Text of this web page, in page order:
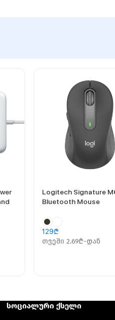
Logitech Signature
Bluetooth Mouse
129₾
თვეში 2.69₾-დან
სოციალური ქსელი